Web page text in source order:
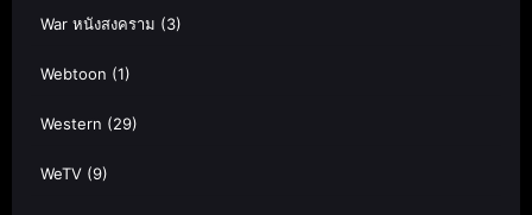
War หนังสงคราม (3)
Webtoon (1)
Western (29)
WeTV (9)